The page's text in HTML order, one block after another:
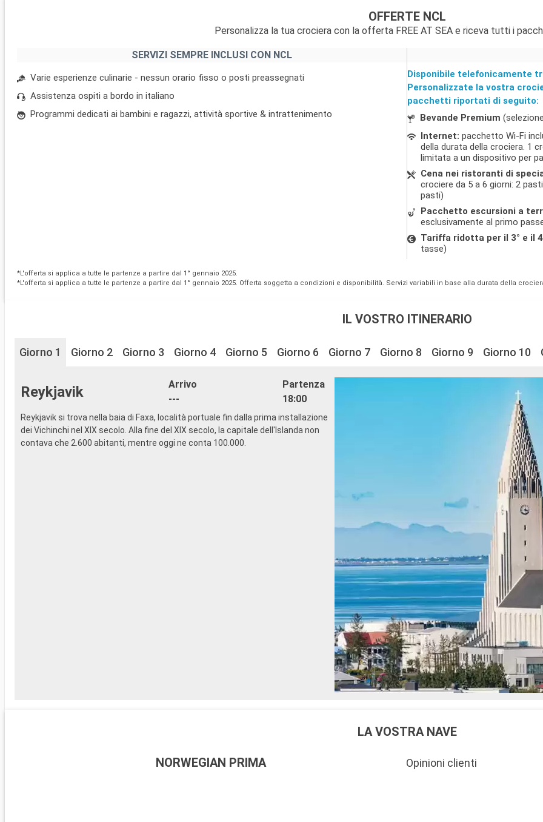
OFFERTE NCL
Personalizza la tua crociera con la offerta FREE AT SEA e riceva tutti i
SERVIZI SEMPRE INCLUSI CON NCL
Varie esperienze culinarie - nessun orario fisso o posti preassegnati
Assistenza ospiti a bordo in italiano
Programmi dedicati ai bambini e ragazzi, attività sportive & intrattenimento
Disponibile telefonicamente
Personalizzate la vostra
pacchetti riportati di seguito:
Bevande Premium
Internet: pacchetto Wi-Fi
della durata della crociera. 1
limitata a un dispositivo per
Cena nei ristoranti di
crociere da 5 a 6 giorni: 2
pasti)
Pacchetto escursioni a
esclusivamente al primo
Tariffa ridotta per il 3° e il
tasse)
*L'offerta si applica a tutte le partenze a partire dal 1° gennaio 2025.
*L'offerta si applica a tutte le partenze a partire dal 1° gennaio 2025. Offerta soggetta a condizioni e disponibilità. Servizi variabili in base alla durata della
IL VOSTRO ITINERARIO
Giorno 1 Giorno 2 Giorno 3 Giorno 4 Giorno 5 Giorno 6 Giorno 7 Giorno 8 Giorno 9 Giorno 10
Reykjavik
Arrivo
---
Partenza
18:00
Reykjavik si trova nella baia di Faxa, località portuale fin dalla prima installazione
dei Vichinchi nel XIX secolo. Alla fine del XIX secolo, la capitale dell'Islanda non
contava che 2.600 abitanti, mentre oggi ne conta 100.000.
LA VOSTRA NAVE
NORWEGIAN PRIMA Opinioni clienti